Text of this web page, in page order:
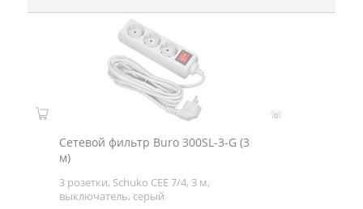
Сетевой фильтр Buro 300SL-3-G (3
м)
3 розетки, Schuko CEE 7/4, 3 м,
выключатель, серый
☏